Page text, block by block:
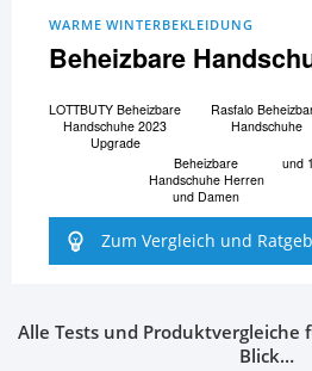
WARME WINTERBEKLEIDUNG
Beheizbare
LOTTBUTY Beheizbare
Handschuhe 2023
Upgrade
Rasfalo
Handschuhe
Beheizbare
Handschuhe Herren
und Damen
und
Zum Vergleich und
Alle Tests und Produktvergleiche
Blick…